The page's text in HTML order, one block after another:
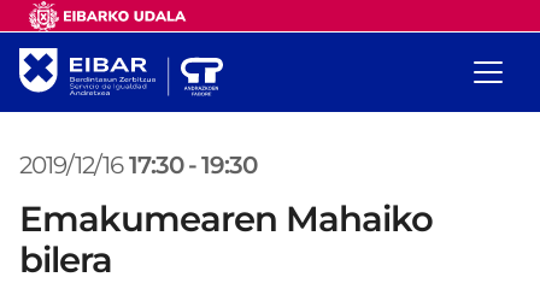
2019/12/16 17:30 -19:30
Emakumearen Mahaiko
bilera